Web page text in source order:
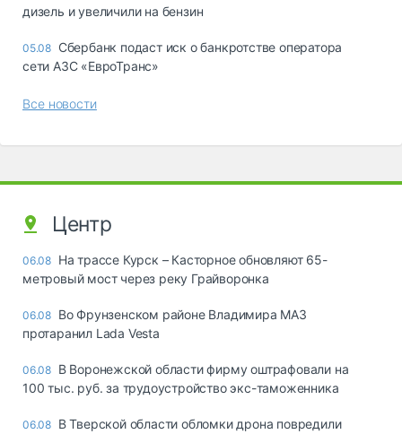
дизель и увеличили на бензин
05.08 Сбербанк подаст иск о банкротстве оператора
сети АЗС «ЕвроТранс»
Все новости
Центр
06.08 На трассе Курск – Касторное обновляют 65-
метровый мост через реку Грайворонка
06.08 Во Фрунзенском районе Владимира МАЗ
протаранил Lada Vesta
06.08 В Воронежской области фирму оштрафовали на
100 тыс. руб. за трудоустройство экс-таможенника
06.08 В Тверской области обломки дрона повредили